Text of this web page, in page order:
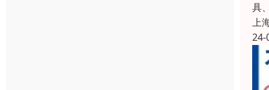
具
上
24-